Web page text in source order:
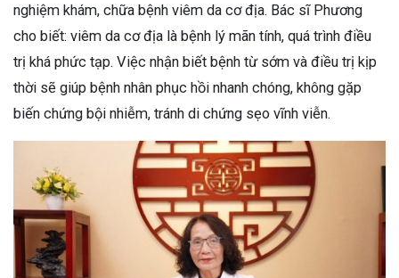
nghiệm khám, chữa bệnh viêm da cơ địa. Bác sĩ Phương
cho biết: viêm da cơ địa là bệnh lý mãn tính, quá trình điều
trị khá phức tạp. Việc nhận biết bệnh từ sớm và điều trị kịp
thời sẽ giúp bệnh nhân phục hồi nhanh chóng, không gặp
biến chứng bội nhiễm, tránh di chứng sẹo vĩnh viễn.